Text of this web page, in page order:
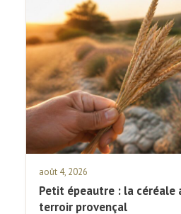
août 4, 2026
Petit épeautre : la céréale
terroir provençal